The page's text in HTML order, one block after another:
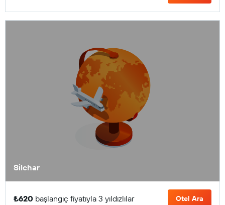
Silchar
₺620 başlangıç fiyatıyla 3 yıldızlılar Otel Ara